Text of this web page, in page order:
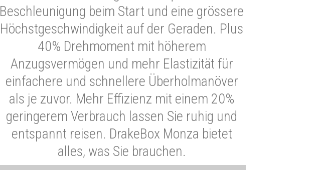
Beschleunigung beim Start und eine grössere
Höchstgeschwindigkeit auf der Geraden. Plus
40% Drehmoment mit höherem
Anzugsvermögen und mehr Elastizität für
einfachere und schnellere Überholmanöver
als je zuvor. Mehr Effizienz mit einem 20%
geringerem Verbrauch lassen Sie ruhig und
entspannt reisen. DrakeBox Monza bietet
alles, was Sie brauchen.